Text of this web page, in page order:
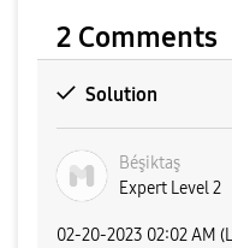
2 Comments
Solution
Béşiktaş
Expert Level 2
‎02-20-2023 02:02 AM